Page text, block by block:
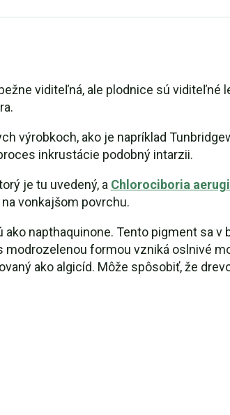
viditeľná, ale plodnice sú viditeľné
výrobkoch, ako je napríklad
inkrustácie podobný intarzii.
je tu uvedený, a Chlorociboria
vonkajšom povrchu.
napthaquinone. Tento pigment sa v
formou vzniká oslnivé
ako algicíd. Môže spôsobiť, že